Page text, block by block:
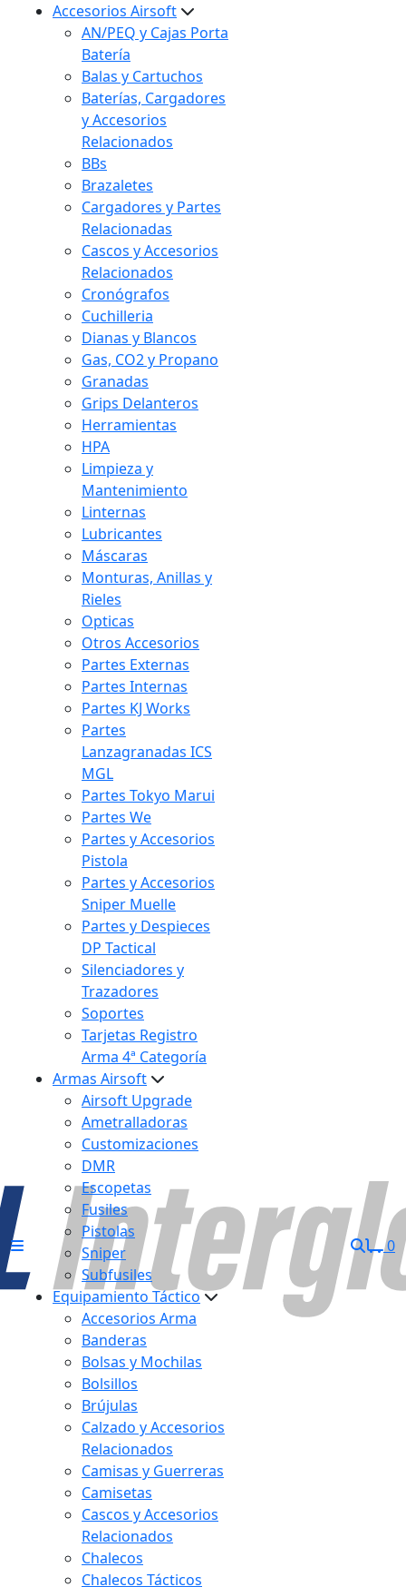
Accesorios Airsoft
AN/PEQ y Cajas Porta
Batería
Balas y Cartuchos
Baterías, Cargadores
y Accesorios
Relacionados
BBs
Brazaletes
Cargadores y Partes
Relacionadas
Cascos y Accesorios
Relacionados
Cronógrafos
Cuchilleria
Dianas y Blancos
Gas, CO2 y Propano
Granadas
Grips Delanteros
Herramientas
HPA
Limpieza y
Mantenimiento
Linternas
Lubricantes
Máscaras
Monturas, Anillas y
Rieles
Opticas
Otros Accesorios
Partes Externas
Partes Internas
Partes KJ Works
Partes
Lanzagranadas ICS
MGL
Partes Tokyo Marui
Partes We
Partes y Accesorios
Pistola
Partes y Accesorios
Sniper Muelle
Partes y Despieces
DP Tactical
Silenciadores y
Trazadores
Soportes
Tarjetas Registro
Arma 4ª Categoría
Armas Airsoft
Airsoft Upgrade
Ametralladoras
Customizaciones
DMR
Escopetas
Fusiles
Pistolas
Sniper
Subfusiles
Equipamiento Táctico
Accesorios Arma
Banderas
Bolsas y Mochilas
Bolsillos
Brújulas
Calzado y Accesorios
Relacionados
Camisas y Guerreras
Camisetas
Cascos y Accesorios
Relacionados
Chalecos
Chalecos Tácticos
0